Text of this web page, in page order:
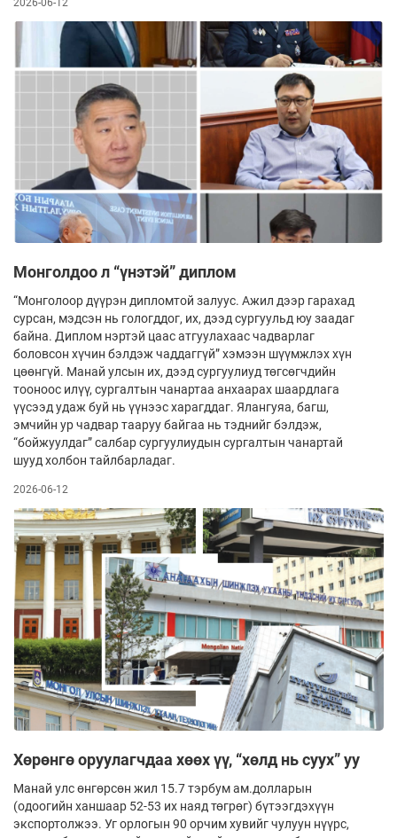
Монголдоо л “үнэтэй” диплом
“Монголоор дүүрэн дипломтой залуус. Ажил дээр гарахад
сурсан, мэдсэн нь гологддог, их, дээд сургуульд юу заадаг
байна. Диплом нэртэй цаас атгуулахаас чадварлаг
боловсон хүчин бэлдэж чаддаггүй” хэмээн шүүмжлэх хүн
цөөнгүй. Манай улсын их, дээд сургуулиуд төгсөгчдийн
тооноос илүү, сургалтын чанартаа анхаарах шаардлага
үүсээд удаж буй нь үүнээс харагддаг. Ялангуяа, багш,
эмчийн ур чадвар тааруу байгаа нь тэднийг бэлдэж,
“бойжуулдаг” салбар сургуулиудын сургалтын чанартай
шууд холбон тайлбарладаг.
2026-06-12
Хөрөнгө оруулагчдаа хөөх үү, “хөлд нь суух” уу
Манай улс өнгөрсөн жил 15.7 тэрбум ам.долларын
(одоогийн ханшаар 52-53 их наяд төгрөг) бүтээгдэхүүн
экспортолжээ. Уг орлогын 90 орчим хувийг чулуун нүүрс,